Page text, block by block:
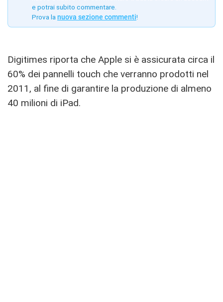
e potrai subito commentare.
Prova la nuova sezione commenti!
Digitimes riporta che Apple si è assicurata circa il
60% dei pannelli touch che verranno prodotti nel
2011, al fine di garantire la produzione di almeno
40 milioni di iPad.